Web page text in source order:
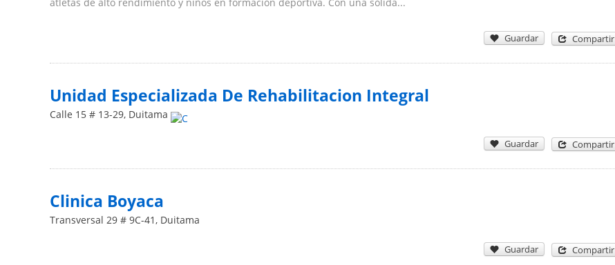
Guardar Compartir
Unidad Especializada De Rehabilitacion Integral
Calle 15 # 13-29, Duitama
Guardar Compartir
Clinica Boyaca
Transversal 29 # 9C-41, Duitama
Guardar Compartir